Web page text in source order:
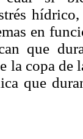
en
que
la copa de
que